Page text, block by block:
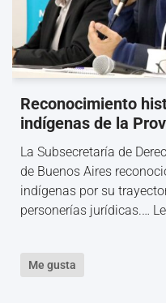
Reconocimiento
indígenas de la
La Subsecretaría de
de Buenos Aires
indígenas por su
personerías jurídicas.…
Me gusta